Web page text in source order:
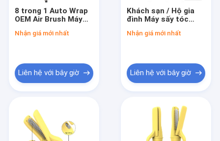
Tham quan nhà máy
Tin tức
Dụng cụ tạo kiểu tóc
8 trong 1 Auto Wrap
OEM Air Brush Máy
nghiệp nóng lạnh
Nhận giá mới nhất
Liên hệ với bây giờ
Khách sạn / Hộ gia
đình Máy sấy tóc
áp kép
Nhận giá mới nhất
Liên hệ với bây giờ